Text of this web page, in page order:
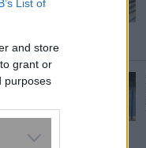
List of
and store
grant or
purposes
57 λεπτά πριν